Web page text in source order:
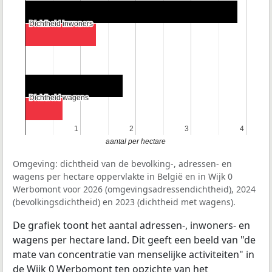
1
1 2
2 3
3 4
4
Dichtheid inwoners
Dichtheid inwoners
Dichtheid wagens
Dichtheid wagens
aantal per hectare
Omgeving: dichtheid van de bevolking-, adressen- en
wagens per hectare oppervlakte in België en in Wijk 0
Werbomont voor 2026 (omgevingsadressendichtheid), 2024
(bevolkingsdichtheid) en 2023 (dichtheid met wagens).
De grafiek toont het aantal adressen-, inwoners- en
wagens per hectare land. Dit geeft een beeld van "de
mate van concentratie van menselijke activiteiten" in
de Wijk 0 Werbomont ten opzichte van het